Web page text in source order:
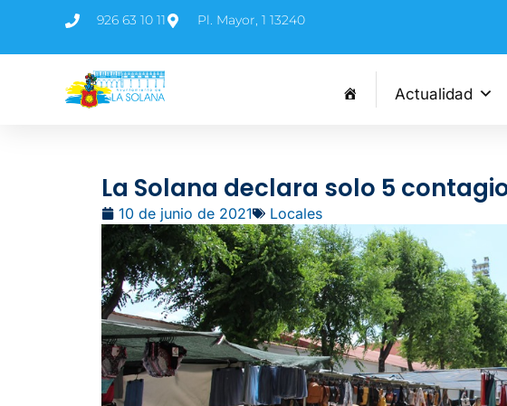
926 63 10 11 Pl. Mayor, 1 13240
Actualidad
La Solana declara solo 5
10 de junio de 2021 Locales